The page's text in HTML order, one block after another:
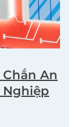
Chắn An
Nghiệp